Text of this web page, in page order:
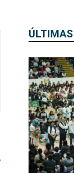
ÚLTIMAS